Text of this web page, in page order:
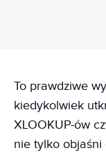
To prawdziwe
kiedykolwiek
XLOOKUP-ów
nie tylko